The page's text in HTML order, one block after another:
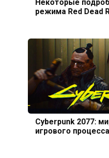
режима Red Dead
Cyberpunk 2077:
игрового процесса